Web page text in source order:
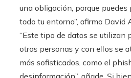
una obligación, porque
todo tu entorno”, afirma David
“Este tipo de datos se utilizan
otras personas y con ellos se
más sofisticados, como el